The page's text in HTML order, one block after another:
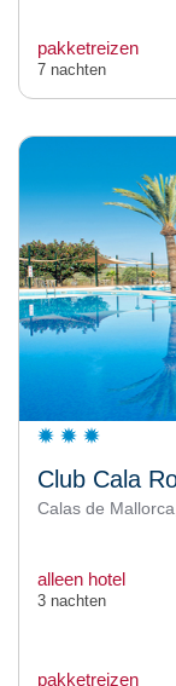
pakketreizen
7 nachten
Club Cala
Calas de
alleen hotel
3 nachten
pakketreizen